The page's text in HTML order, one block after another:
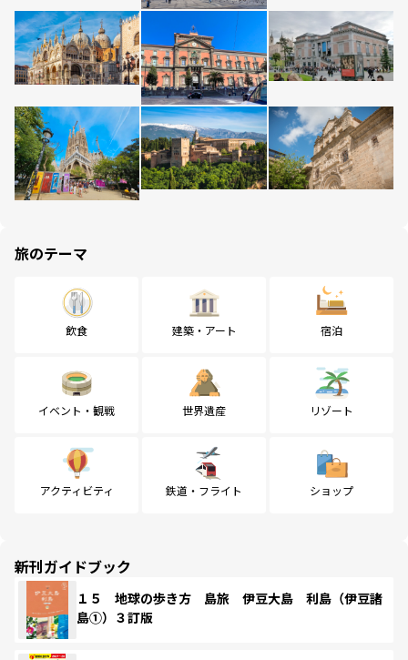
旅のテーマ
飲食 建築・アート 宿泊
イベント・観戦 世界遺産 リゾート
アクティビティ 鉄道・フライト ショップ
新刊ガイドブック
１５ 地球の歩き方 島旅 伊豆大島 利島（伊豆諸
島①）３訂版